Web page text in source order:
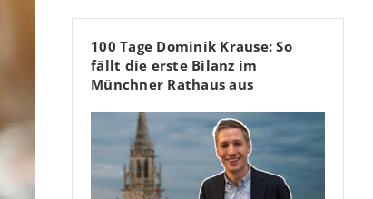
100 Tage Dominik Krause: So
fällt die erste Bilanz im
Münchner Rathaus aus